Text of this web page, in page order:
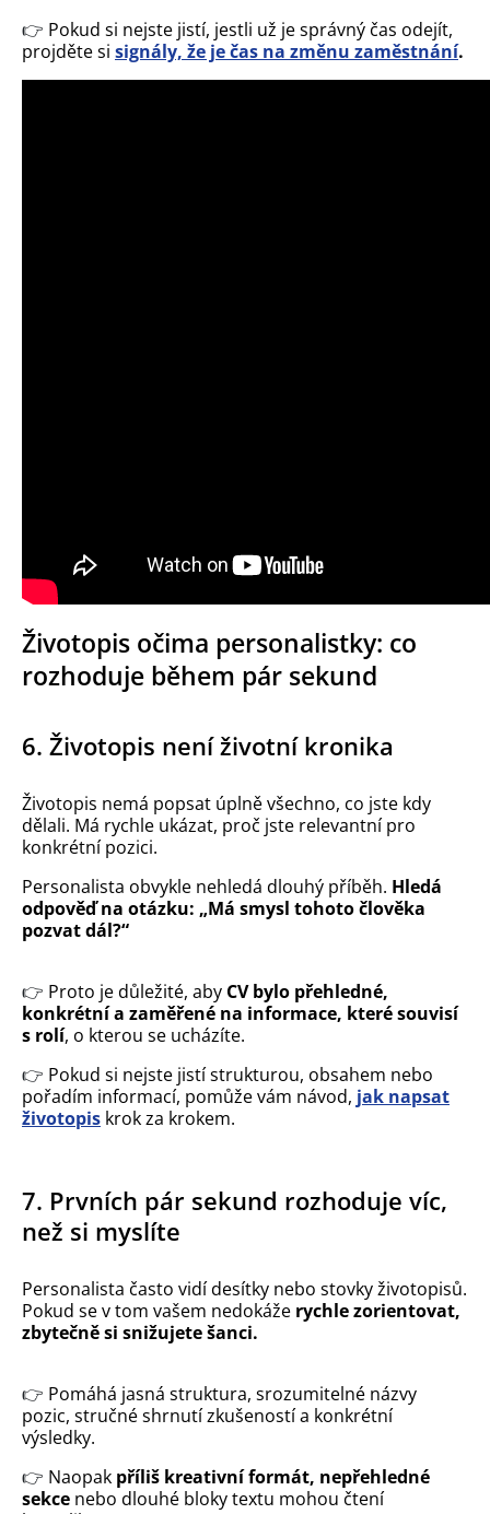
👉 Pokud si nejste jistí, jestli už je správný čas odejít,
projděte si signály, že je čas na změnu zaměstnání.
Životopis očima personalistky: co
rozhoduje během pár sekund
6. Životopis není životní kronika
Životopis nemá popsat úplně všechno, co jste kdy
dělali. Má rychle ukázat, proč jste relevantní pro
konkrétní pozici.
Personalista obvykle nehledá dlouhý příběh. Hledá
odpověď na otázku: „Má smysl tohoto člověka
pozvat dál?“
👉 Proto je důležité, aby CV bylo přehledné,
konkrétní a zaměřené na informace, které souvisí
s rolí, o kterou se ucházíte.
👉 ​​​​​​ Pokud si nejste jistí strukturou, obsahem nebo
pořadím informací, pomůže vám návod, jak napsat
životopis krok za krokem.
7. Prvních pár sekund rozhoduje víc,
než si myslíte
Personalista často vidí desítky nebo stovky životopisů.
Pokud se v tom vašem nedokáže rychle zorientovat,
zbytečně si snižujete šanci.
👉 Pomáhá jasná struktura, srozumitelné názvy
pozic, stručné shrnutí zkušeností a konkrétní
výsledky.
👉 Naopak příliš kreativní formát, nepřehledné
sekce nebo dlouhé bloky textu mohou čtení